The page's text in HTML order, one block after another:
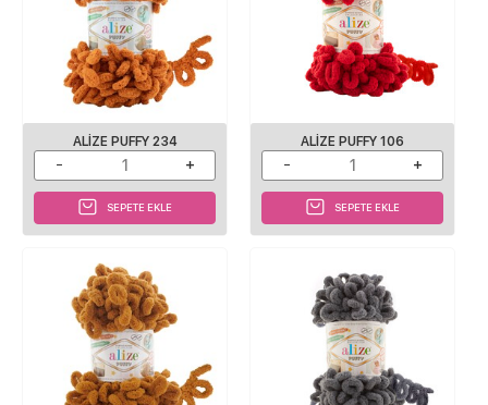
ALIZE PUFFY 234
SEPETE EKLE
ALIZE PUFFY 106
SEPETE EKLE